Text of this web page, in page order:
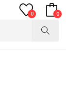
0 0